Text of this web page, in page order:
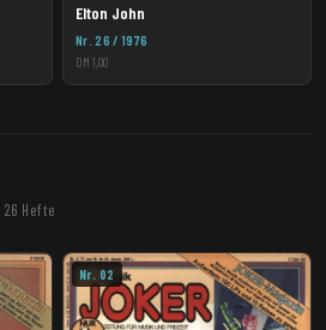
Elton John
Nr. 26 / 1976
DM 1,00
Hefte
Nr. 02